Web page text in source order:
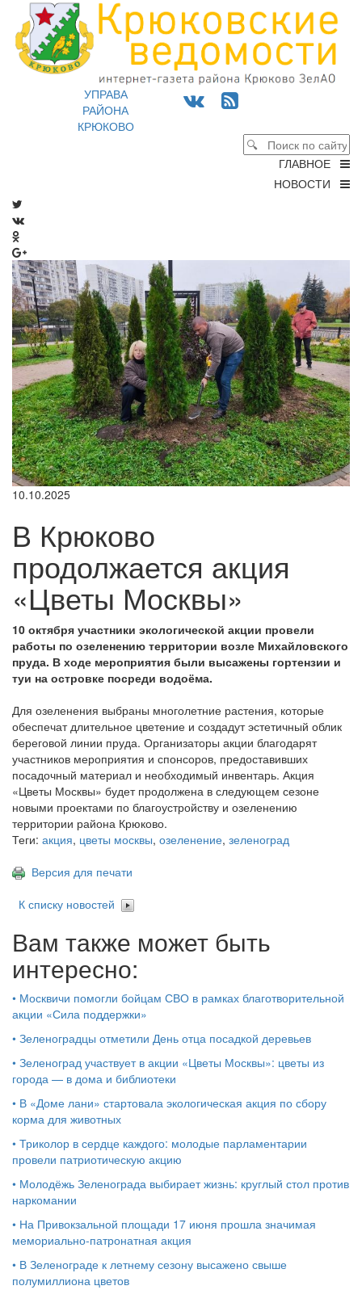
УПРАВА
РАЙОНА
КРЮКОВО
ГЛАВНОЕ
НОВОСТИ
10.10.2025
В Крюково
продолжается акция
«Цветы Москвы»
10 октября участники экологической акции провели
работы по озеленению территории возле Михайловского
пруда. В ходе мероприятия были высажены гортензии и
туи на островке посреди водоёма.
Для озеленения выбраны многолетние растения, которые
обеспечат длительное цветение и создадут эстетичный облик
береговой линии пруда. Организаторы акции благодарят
участников мероприятия и спонсоров, предоставивших
посадочный материал и необходимый инвентарь. Акция
«Цветы Москвы» будет продолжена в следующем сезоне
новыми проектами по благоустройству и озеленению
территории района Крюково.
Теги: акция, цветы москвы, озеленение, зеленоград
Версия для печати
К списку новостей
Вам также может быть
интересно:
• Москвичи помогли бойцам СВО в рамках благотворительной
акции «Сила поддержки»
• Зеленоградцы отметили День отца посадкой деревьев
• Зеленоград участвует в акции «Цветы Москвы»: цветы из
города — в дома и библиотеки
• В «Доме лани» стартовала экологическая акция по сбору
корма для животных
• Триколор в сердце каждого: молодые парламентарии
провели патриотическую акцию
• Молодёжь Зеленограда выбирает жизнь: круглый стол против
наркомании
• На Привокзальной площади 17 июня прошла значимая
мемориально-патронатная акция
• В Зеленограде к летнему сезону высажено свыше
полумиллиона цветов